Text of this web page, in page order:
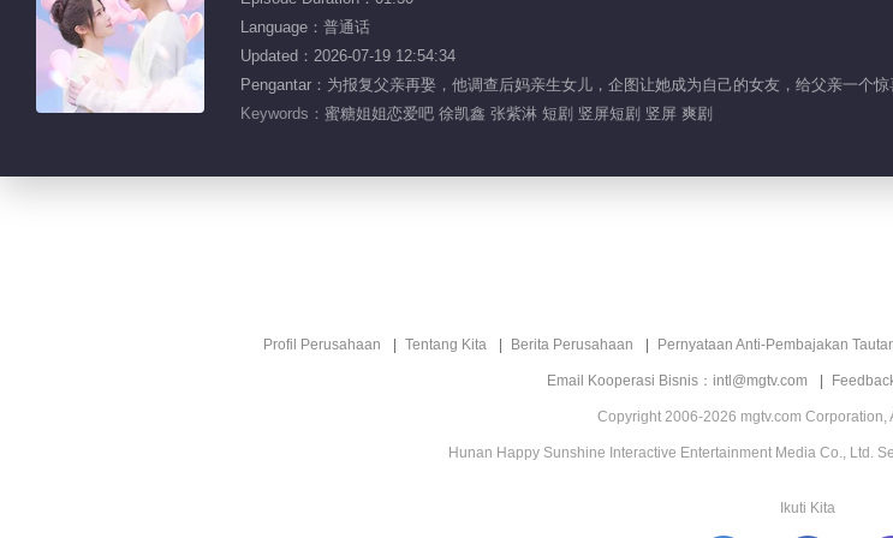
Language：普通话
Updated：2026-07-19 12:54:34
Pengantar：为报复父亲再娶，他调查后妈亲生女儿，企图让她成为自己的女友，给父亲一个
Keywords： 蜜糖姐姐恋爱吧 徐凯鑫 张紫淋 短剧 竖屏短剧 竖屏 爽剧
Profil Perusahaan Tentang Kita Berita Perusahaan Pernyataan Anti-Pembajakan
Email Kooperasi Bisnis：intl@mgtv.com
Copyright 2006-2026 mgtv.com Corporation,
Hunan Happy Sunshine Interactive Entertainment Media Co., Ltd.
Ikuti Kita